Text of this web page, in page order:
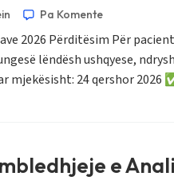
Pa Komente
2026 Përditësim Për
lëndësh ushqyese,
mjekësisht: 24 qershor 2026
e